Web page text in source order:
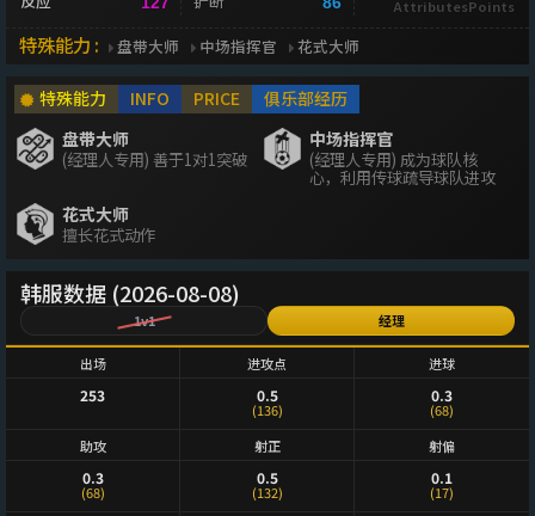
AttributesPoints
特殊能力 : 盘带大师 中场指挥官 花式大师
特殊能力 INFO PRICE
俱乐部经历
盘带大师
(经理人专用) 善于1对1突破
中场指挥官
(经理人专用) 成为球队核
心，利用传球疏导球队进攻
花式大师
擅长花式动作
韩服数据 (2026-08-08)
1v1 经理
出场
253
进攻点
0.5
(136)
进球
0.3
(68)
助攻
0.3
(68)
射正
0.5
(132)
射偏
0.1
(17)